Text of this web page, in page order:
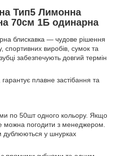
Тип5 Лимонна
70см 1Б одинарна
блискавка — чудове рішення
спортивних виробів, сумок та
забезпечують довгий термін
плавне застібання та
по 50шт одного кольору. Якщо
можна погодити з менеджером.
дублюються у шнурках